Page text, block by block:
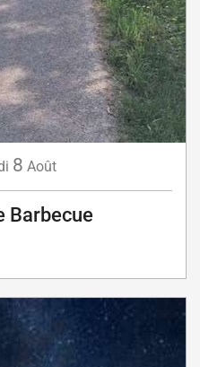
8 Août
Barbecue